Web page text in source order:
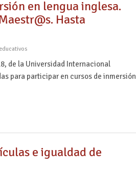
en lengua inglesa.
Hasta
de la Universidad Internacional
para participar en cursos de inmersión
e igualdad de